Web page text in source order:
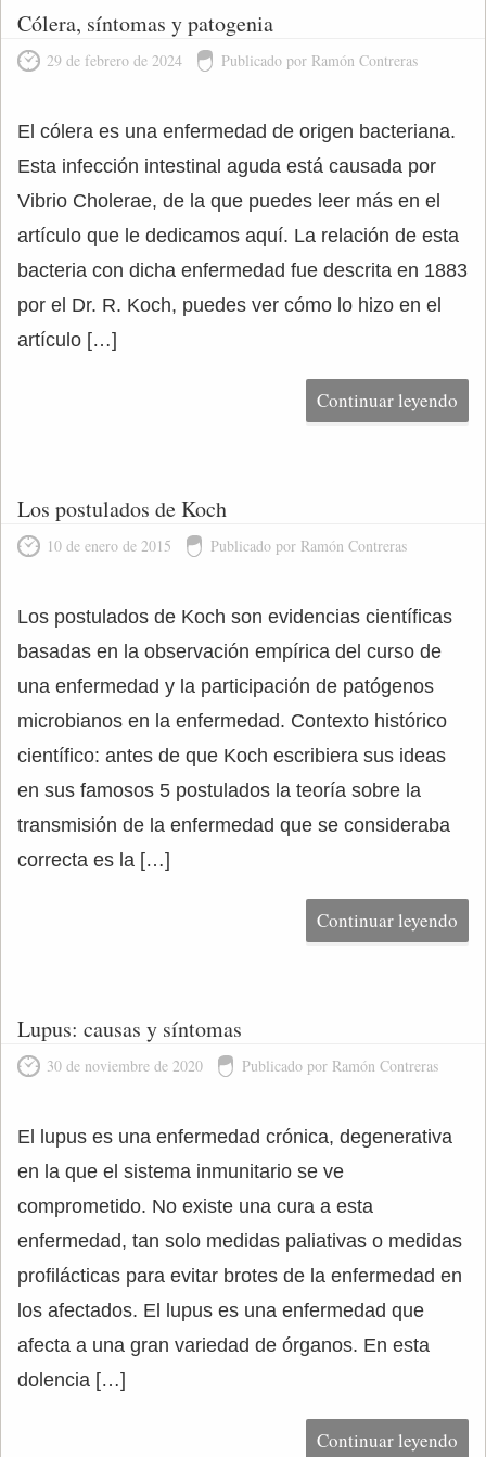
Cólera, síntomas y patogenia
29 de febrero de 2024 Publicado por Ramón Contreras
El cólera es una enfermedad de origen bacteriana.
Esta infección intestinal aguda está causada por
Vibrio Cholerae, de la que puedes leer más en el
artículo que le dedicamos aquí. La relación de esta
bacteria con dicha enfermedad fue descrita en 1883
por el Dr. R. Koch, puedes ver cómo lo hizo en el
artículo […]
Continuar leyendo
Los postulados de Koch
10 de enero de 2015 Publicado por Ramón Contreras
Los postulados de Koch son evidencias científicas
basadas en la observación empírica del curso de
una enfermedad y la participación de patógenos
microbianos en la enfermedad. Contexto histórico
científico: antes de que Koch escribiera sus ideas
en sus famosos 5 postulados la teoría sobre la
transmisión de la enfermedad que se consideraba
correcta es la […]
Continuar leyendo
Lupus: causas y síntomas
30 de noviembre de 2020 Publicado por Ramón Contreras
El lupus es una enfermedad crónica, degenerativa
en la que el sistema inmunitario se ve
comprometido. No existe una cura a esta
enfermedad, tan solo medidas paliativas o medidas
profilácticas para evitar brotes de la enfermedad en
los afectados. El lupus es una enfermedad que
afecta a una gran variedad de órganos. En esta
dolencia […]
Continuar leyendo